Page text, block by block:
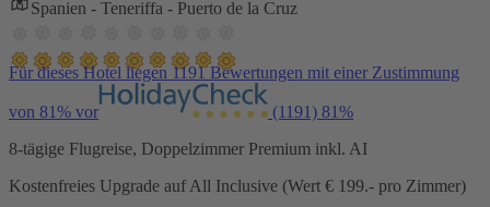
Spanien - Teneriffa - Puerto de la Cruz
Für dieses Hotel liegen 1191 Bewertungen mit einer Zustimmung
von 81% vor (1191) 81%
8-tägige Flugreise, Doppelzimmer Premium inkl. AI
Kostenfreies Upgrade auf All Inclusive (Wert € 199.- pro Zimmer)